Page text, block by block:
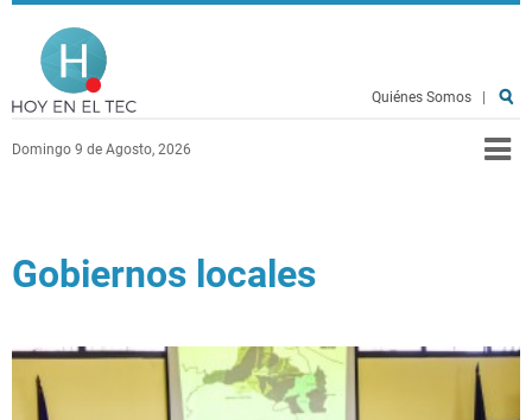
Pasar al contenido principal
Domingo 9 de Agosto, 2026
Quiénes Somos
Gobiernos locales